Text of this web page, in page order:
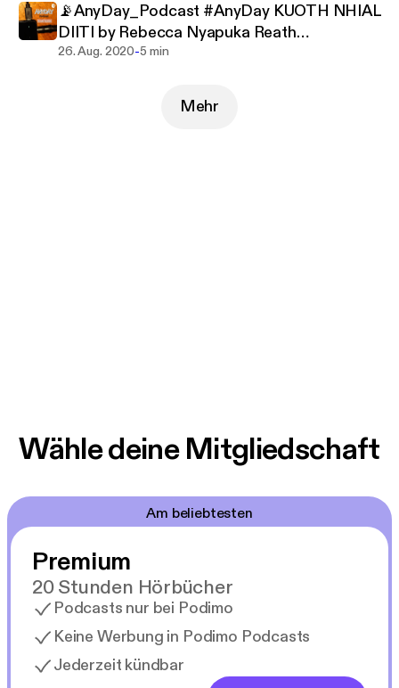
📡AnyDay_Podcast #AnyDay KUOTH NHIAL
DIITI by Rebecca Nyapuka Reath
#South_Sudanese_Nuer_Gospel_Song
26. Aug. 2020-5 min
Mehr
Wähle deine Mitgliedschaft
Am beliebtesten
Premium
20 Stunden Hörbücher
Podcasts nur bei Podimo
Keine Werbung in Podimo Podcasts
Jederzeit kündbar